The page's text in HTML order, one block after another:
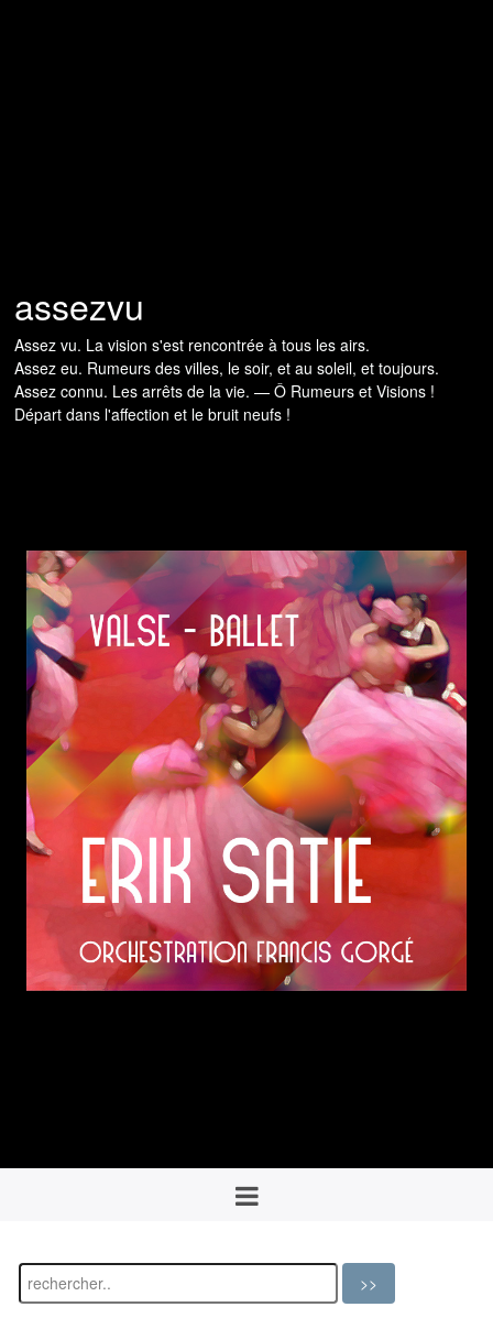
assezvu
Assez vu. La vision s'est rencontrée à tous les airs.
Assez eu. Rumeurs des villes, le soir, et au soleil, et toujours.
Assez connu. Les arrêts de la vie. — Ô Rumeurs et Visions !
Départ dans l'affection et le bruit neufs !